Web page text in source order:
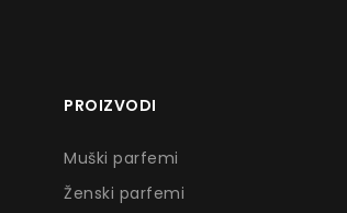
PROIZVODI
Muški parfemi
Ženski parfemi